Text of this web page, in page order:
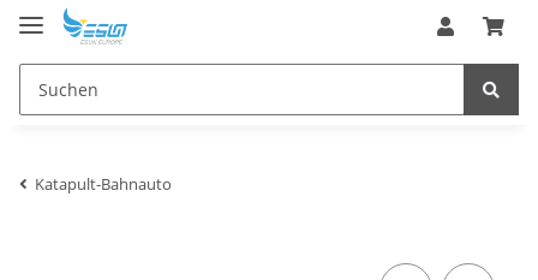
Katapult-Bahnauto